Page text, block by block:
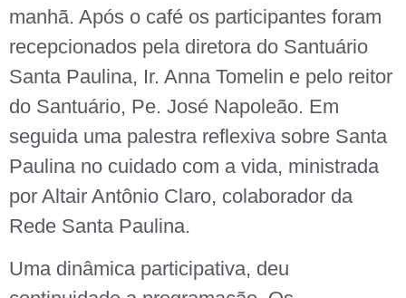
manhã. Após o café os participantes foram
recepcionados pela diretora do Santuário
Santa Paulina, Ir. Anna Tomelin e pelo reitor
do Santuário, Pe. José Napoleão. Em
seguida uma palestra reflexiva sobre Santa
Paulina no cuidado com a vida, ministrada
por Altair Antônio Claro, colaborador da
Rede Santa Paulina.
Uma dinâmica participativa, deu